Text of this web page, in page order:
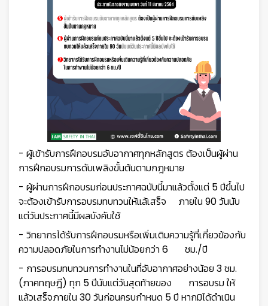
- ผู้เข้ารับการฝึกอบรมอับอากาศทุกหลักสูตร ต้องเป็นผู้ผ่าน
การฝึกอบรมการดับเพลิงขั้นต้นตามกฎหมาย
- ผู้ผ่านการฝึกอบรมก่อนประกาศฉบับนี้มาแล้วตั้งแต่ 5 ปีขึ้นไป
จะต้องเข้ารับการอบรมทบทวนให้แล้เสร็จ ภายใน 90 วันนับ
แต่วันประกาศนี้มีผลบังคับใช้
- วิทยากรได้รับการฝึกอบรมหรือเพิ่มเติมความรู้ที่เกี่ยวข้องกับ
ความปลอดภัยในการทำงานไม่น้อยกว่า 6 ชม./ปี
- การอบรมทบทวนการทำงานในที่อับอากาศอย่างน้อย 3 ชม.
(ภาคทฤษฎี) ทุก 5 ปีนับแต่วันสุดท้ายของ การอบรม ให้
แล้วเสร็จภายใน 30 วันก่อนครบกำหนด 5 ปี หากมิได้ดำเนิน